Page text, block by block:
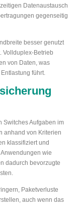
Datenaustausch
gegenseitig
besser genutzt
Vollduplex-Betrieb
von Daten, was
führt.
Switches Aufgaben im
anhand von Kriterien
klassifiziert und
wie
dadurch bevorzugte
Paketverluste
auch wenn das